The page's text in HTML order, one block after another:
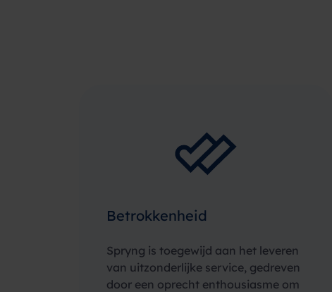
Betrokkenheid
Spryng is toegewijd aan het leveren
van uitzonderlijke service, gedreven
door een oprecht enthousiasme om